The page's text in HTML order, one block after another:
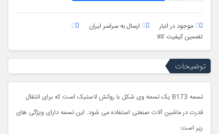
موجود در انبار
ارسال به سراسر ایران
تضمین کیفیت کالا
توضیحات
تسمه B173 یک تسمه وی شکل با روکش لاستیک است که برای انتقال
قدرت در ماشین آلات صنعتی استفاده می شود. این تسمه دارای ویژگی های
زیر است: